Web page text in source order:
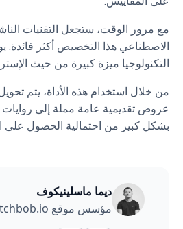
مع مرور الوقت، ستجعل التقنيات
الاصطناعي هذا التخصيص أكثر فائدة.
التكنولوجيا ميزة كبيرة من حيث
من خلال استخدام هذه الأداة، يتم
عروض تقديمية عامة مملة إلى
بشكل كبير من احتمالية الحصول على
ديما ماسلينيكوف
مؤسس موقع Pitchbob.io